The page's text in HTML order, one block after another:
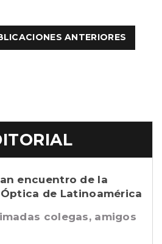
ANTERIORES
encuentro de la
de Latinoamérica
colegas, amigos